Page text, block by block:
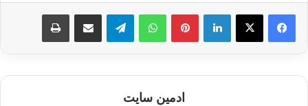
لینکدین پینترستواتس آپ تلگرام اشتراک گذاری از طریق ایمیل چاپ
ادمین سایت